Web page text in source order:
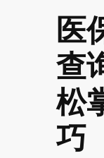
医
查
松
巧